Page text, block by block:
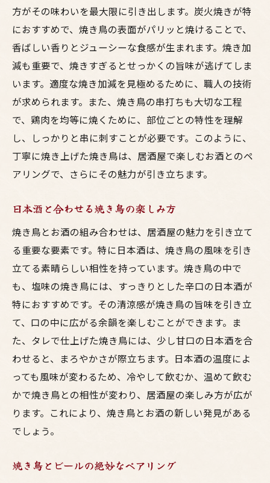
方がその味わいを最大限に引き出します。炭火焼きが特
におすすめで、焼き鳥の表面がパリッと焼けることで、
香ばしい香りとジューシーな食感が生まれます。焼き加
減も重要で、焼きすぎるとせっかくの旨味が逃げてしま
います。適度な焼き加減を見極めるために、職人の技術
が求められます。また、焼き鳥の串打ちも大切な工程
で、鶏肉を均等に焼くために、部位ごとの特性を理解
し、しっかりと串に刺すことが必要です。このように、
丁寧に焼き上げた焼き鳥は、居酒屋で楽しむお酒とのペ
アリングで、さらにその魅力が引き立ちます。
日本酒と合わせる焼き鳥の楽しみ方
焼き鳥とお酒の組み合わせは、居酒屋の魅力を引き立て
る重要な要素です。特に日本酒は、焼き鳥の風味を引き
立てる素晴らしい相性を持っています。焼き鳥の中で
も、塩味の焼き鳥には、すっきりとした辛口の日本酒が
特におすすめです。その清涼感が焼き鳥の旨味を引き立
て、口の中に広がる余韻を楽しむことができます。ま
た、タレで仕上げた焼き鳥には、少し甘口の日本酒を合
わせると、まろやかさが際立ちます。日本酒の温度によ
っても風味が変わるため、冷やして飲むか、温めて飲む
かで焼き鳥との相性が変わり、居酒屋の楽しみ方が広が
ります。これにより、焼き鳥とお酒の新しい発見がある
でしょう。
焼き鳥とビールの絶妙なペアリング